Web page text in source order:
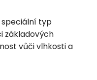
speciální typ
základových
vůči vlhkosti a